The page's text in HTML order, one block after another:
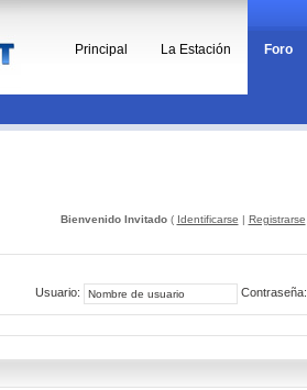
Principal La Estación Foro
Bienvenido Invitado( Identificarse | Registrarse
Usuario: Contraseña: